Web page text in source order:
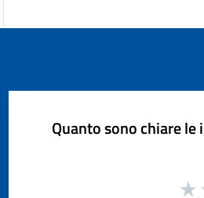
Quanto sono chiare